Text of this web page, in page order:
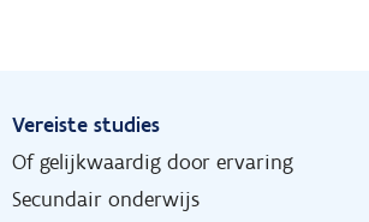
Vereiste studies
Of gelijkwaardig door ervaring
Secundair onderwijs